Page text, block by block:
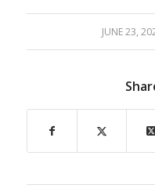
JUNE 23,
/